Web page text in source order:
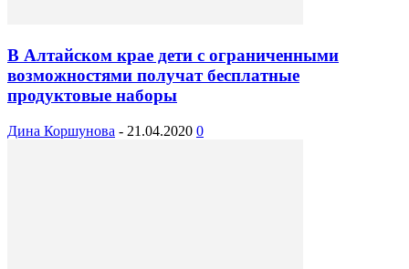
В Алтайском крае дети с ограниченными
возможностями получат бесплатные
продуктовые наборы
Дина Коршунова - 21.04.2020 0